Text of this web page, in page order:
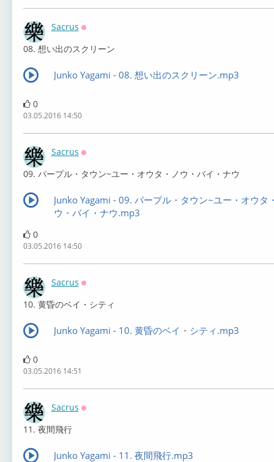
Sacrus
08. 想い出のスクリーン
Junko Yagami - 08. 想い出のスクリーン.mp3
0
03.05.2016 14:50
Sacrus
09. パープル・タウン~ユー・オウタ・ノウ・バイ・ナウ
Junko Yagami - 09. パープル・タウン~ユー・オウタ
ウ・バイ・ナウ.mp3
0
03.05.2016 14:50
Sacrus
10. 黄昏のベイ・シティ
Junko Yagami - 10. 黄昏のベイ・シティ.mp3
0
03.05.2016 14:51
Sacrus
11. 夜間飛行
Junko Yagami - 11. 夜間飛行.mp3